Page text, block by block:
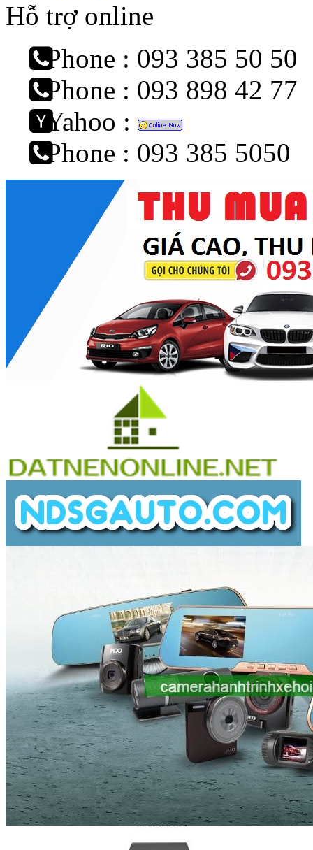
Hỗ trợ online
Phone : 093 385 50 50
Phone : 093 898 42 77
Yahoo :
Phone : 093 385 5050